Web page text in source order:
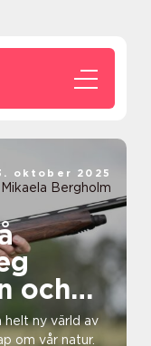
och
helt ny värld av
om vår natur.
oktober 2025
Mikaela Bergholm